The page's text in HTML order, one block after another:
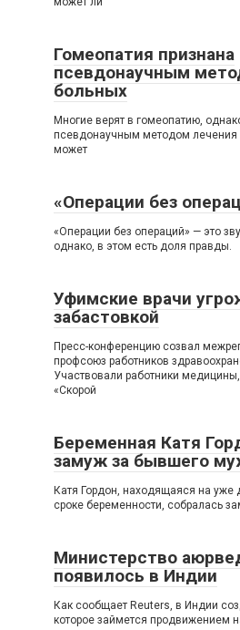
Гомеопатия признана
псевдонаучным
больных
Многие верят в гомеопатию,
псевдонаучным методом лечения
может
«Операции без
«Операции без операций» — это
однако, в этом есть доля правды.
Уфимские врачи
забастовкой
Пресс-конференцию созвал
профсоюз работников
Участвовали работники
«Скорой
Беременная Катя
замуж за бывшего
Катя Гордон, находящаяся на уже
сроке беременности, собралась
Министерство
появилось в Индии
Как сообщает Reuters, в Индии
которое займется продвижением